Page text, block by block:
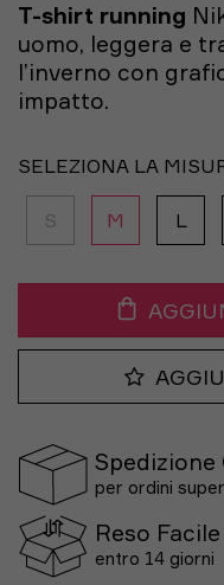
T-shirt running
uomo, leggera e
l’inverno con
impatto.
SELEZIONA LA
S M L
Spedizione
per ordini
Reso Facile
entro 14 giorni